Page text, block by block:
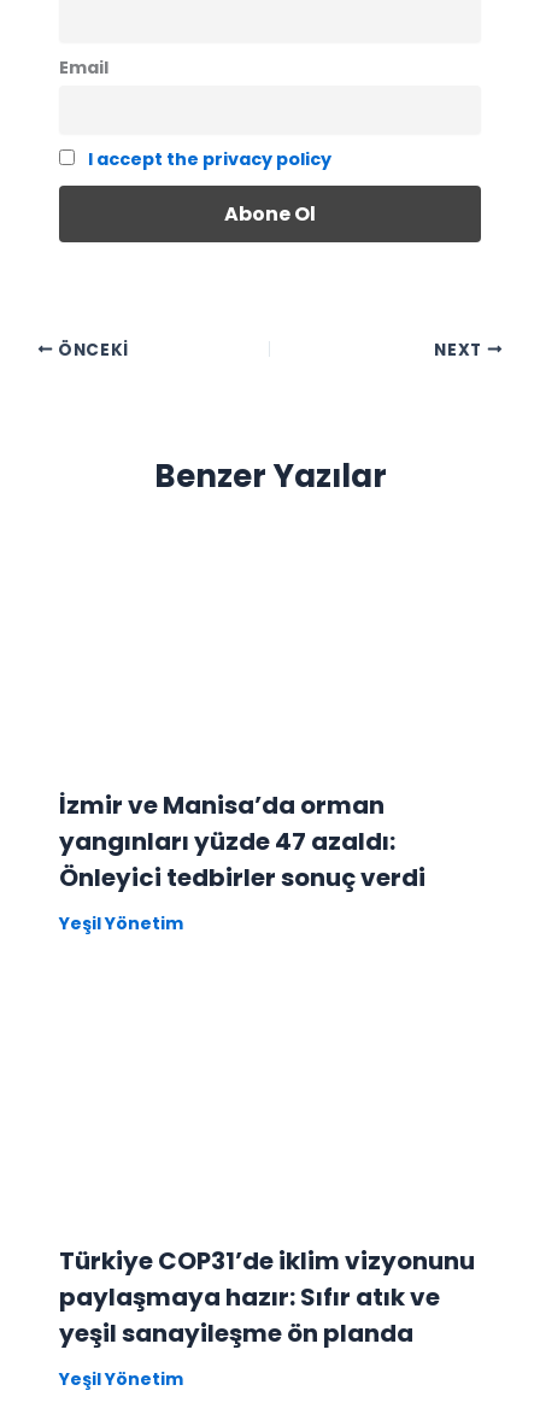
Email
I accept the privacy policy
ÖNCEKI NEXT
Benzer Yazılar
İzmir ve Manisa’da orman
yangınları yüzde 47 azaldı:
Önleyici tedbirler sonuç verdi
Yeşil Yönetim
Türkiye COP31’de iklim vizyonunu
paylaşmaya hazır: Sıfır atık ve
yeşil sanayileşme ön planda
Yeşil Yönetim